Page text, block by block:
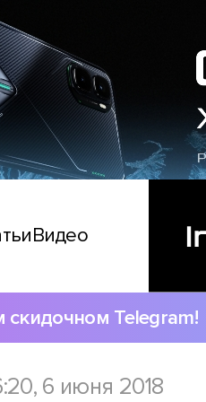
Видео
Telegram!
6 июня 2018